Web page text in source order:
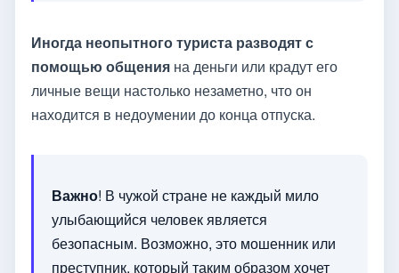
Иногда неопытного туриста разводят с
помощью общения на деньги или крадут его
личные вещи настолько незаметно, что он
находится в недоумении до конца отпуска.
Важно! В чужой стране не каждый мило
улыбающийся человек является
безопасным. Возможно, это мошенник или
преступник, который таким образом хочет